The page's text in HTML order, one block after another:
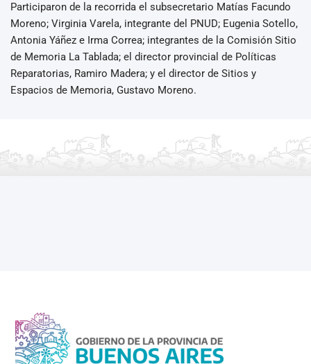
Participaron de la recorrida el subsecretario Matías Facundo
Moreno; Virginia Varela, integrante del PNUD; Eugenia Sotello,
Antonia Yáñez e Irma Correa; integrantes de la Comisión Sitio
de Memoria La Tablada; el director provincial de Políticas
Reparatorias, Ramiro Madera; y el director de Sitios y
Espacios de Memoria, Gustavo Moreno.